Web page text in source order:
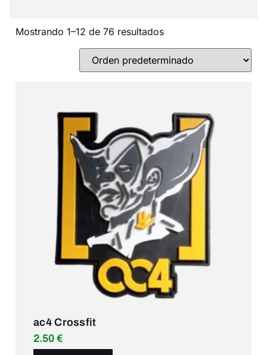
Mostrando 1–12 de 76 resultados
ac4 Crossfit
2.50 €